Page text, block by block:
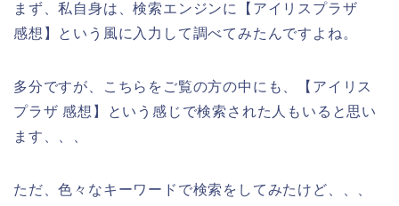
まず、私自身は、検索エンジンに【アイリスプラザ
感想】という風に入力して調べてみたんですよね。
多分ですが、こちらをご覧の方の中にも、【アイリス
プラザ 感想】という感じで検索された人もいると思い
ます、、、
ただ、色々なキーワードで検索をしてみたけど、、、